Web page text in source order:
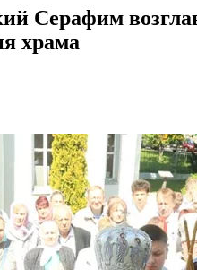
Серафим
храма